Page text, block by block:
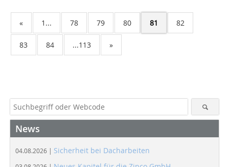
« 1... 78 79 80 81 82
83 84 ...113 »
News
04.08.2026 | Sicherheit bei Dacharbeiten